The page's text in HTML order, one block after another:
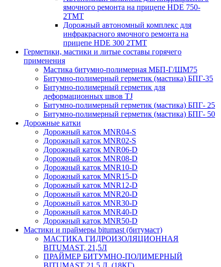
ямочного ремонта на прицепе HDE 750-
2TMT
Дорожный автономный комплекс для
инфракрасного ямочного ремонта на
прицепе HDE 300 2TMT
Герметики, мастики и литые составы горячего
применения
Мастика битумно-полимерная МБП-Г/ШМ75
Битумно-полимерный герметик (мастика) БПГ-35
Битумно-полимерный герметик для
деформационных швов TJ
Битумно-полимерный герметик (мастика) БПГ- 25
Битумно-полимерный герметик (мастика) БПГ- 50
Дорожные катки
Дорожный каток MNR04-S
Дорожный каток MNR02-S
Дорожный каток MNR06-D
Дорожный каток MNR08-D
Дорожный каток MNR10-D
Дорожный каток MNR15-D
Дорожный каток MNR12-D
Дорожный каток MNR20-D
Дорожный каток MNR30-D
Дорожный каток MNR40-D
Дорожный каток MNR50-D
Мастики и праймеры bitumast (битумаст)
МАСТИКА ГИДРОИЗОЛЯЦИОННАЯ
BITUMAST, 21,5Л
ПРАЙМЕР БИТУМНО-ПОЛИМЕРНЫЙ
BITUMAST 21,5 Л. (18КГ)